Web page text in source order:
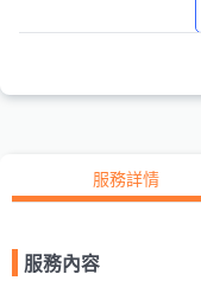
服務詳情
服務內容